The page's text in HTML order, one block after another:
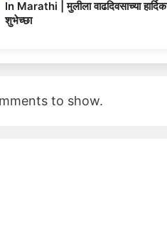
In Marathi | मुलीला वाढदिवसाच्या हार्दिक
शुभेच्छा
to show.